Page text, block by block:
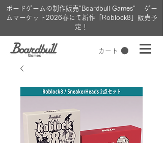
ボードゲームの制作販売"Boardbull Games" ゲー
ムマーケット2026春にて新作「Roblock8」販売予
定！
カート